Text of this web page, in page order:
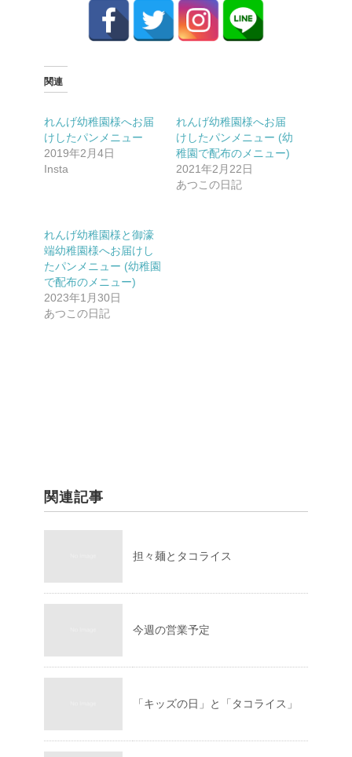
関連
れんげ幼稚園様へお届
けしたパンメニュー
2019年2月4日
Insta
れんげ幼稚園様へお届
けしたパンメニュー (幼
稚園で配布のメニュー)
2021年2月22日
あつこの日記
れんげ幼稚園様と御濠
端幼稚園様へお届けし
たパンメニュー (幼稚園
で配布のメニュー)
2023年1月30日
あつこの日記
関連記事
担々麺とタコライス
今週の営業予定
「キッズの日」と「タコライス」